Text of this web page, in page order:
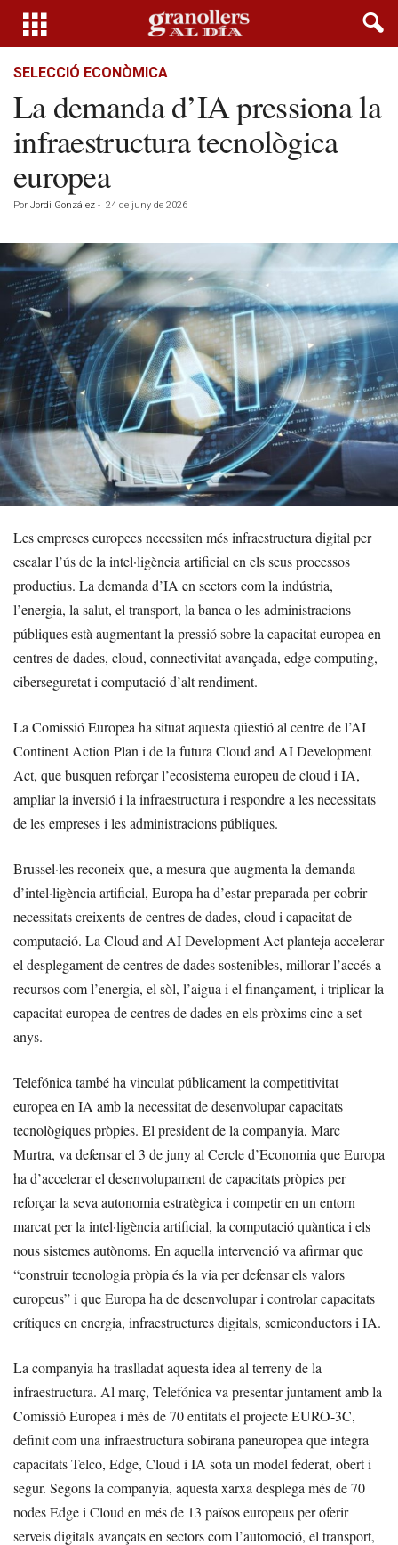
SELECCIÓ ECONÒMICA
La demanda d’IA pressiona la
infraestructura tecnològica
europea
Por Jordi González - 24 de juny de 2026
Les empreses europees necessiten més infraestructura digital per
escalar l’ús de la intel·ligència artificial en els seus processos
productius. La demanda d’IA en sectors com la indústria,
l’energia, la salut, el transport, la banca o les administracions
públiques està augmentant la pressió sobre la capacitat europea en
centres de dades, cloud, connectivitat avançada, edge computing,
ciberseguretat i computació d’alt rendiment.
La Comissió Europea ha situat aquesta qüestió al centre de l’AI
Continent Action Plan i de la futura Cloud and AI Development
Act, que busquen reforçar l’ecosistema europeu de cloud i IA,
ampliar la inversió i la infraestructura i respondre a les necessitats
de les empreses i les administracions públiques.
Brussel·les reconeix que, a mesura que augmenta la demanda
d’intel·ligència artificial, Europa ha d’estar preparada per cobrir
necessitats creixents de centres de dades, cloud i capacitat de
computació. La Cloud and AI Development Act planteja accelerar
el desplegament de centres de dades sostenibles, millorar l’accés a
recursos com l’energia, el sòl, l’aigua i el finançament, i triplicar la
capacitat europea de centres de dades en els pròxims cinc a set
anys.
Telefónica també ha vinculat públicament la competitivitat
europea en IA amb la necessitat de desenvolupar capacitats
tecnològiques pròpies. El president de la companyia, Marc
Murtra, va defensar el 3 de juny al Cercle d’Economia que Europa
ha d’accelerar el desenvolupament de capacitats pròpies per
reforçar la seva autonomia estratègica i competir en un entorn
marcat per la intel·ligència artificial, la computació quàntica i els
nous sistemes autònoms. En aquella intervenció va afirmar que
“construir tecnologia pròpia és la via per defensar els valors
europeus” i que Europa ha de desenvolupar i controlar capacitats
crítiques en energia, infraestructures digitals, semiconductors i IA.
La companyia ha traslladat aquesta idea al terreny de la
infraestructura. Al març, Telefónica va presentar juntament amb la
Comissió Europea i més de 70 entitats el projecte EURO-3C,
definit com una infraestructura sobirana paneuropea que integra
capacitats Telco, Edge, Cloud i IA sota un model federat, obert i
segur. Segons la companyia, aquesta xarxa desplega més de 70
nodes Edge i Cloud en més de 13 països europeus per oferir
serveis digitals avançats en sectors com l’automoció, el transport,